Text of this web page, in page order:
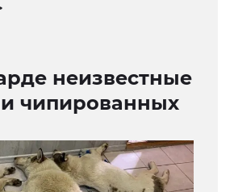
неизвестные
чипированных